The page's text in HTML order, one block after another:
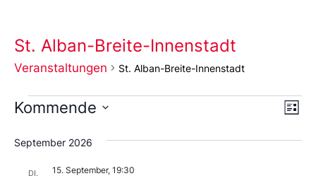
St. Alban-Breite-Innenstadt
Veranstaltungen St. Alban-Breite-Innenstadt
Liste
Kommende
Sie
das
aus.
September 2026
DI. 15. September, 19:30